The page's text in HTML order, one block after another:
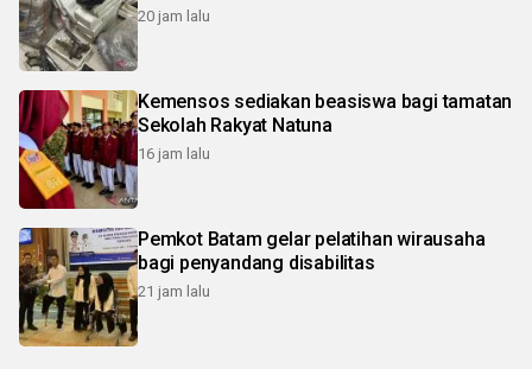
20 jam lalu
Kemensos sediakan beasiswa bagi tamatan
Sekolah Rakyat Natuna
16 jam lalu
Pemkot Batam gelar pelatihan wirausaha
bagi penyandang disabilitas
21 jam lalu